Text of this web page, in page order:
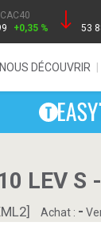
CAC40
+0,35 %
53
NOUS DÉCOUVRIR
LEV S
Achat : -